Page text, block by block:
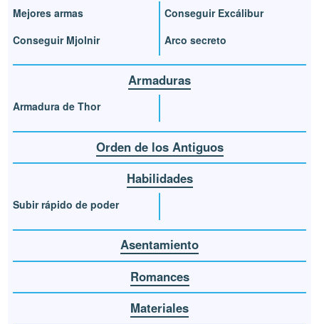
Mejores armas
Conseguir Mjolnir
Conseguir Excálibur
Arco secreto
Armaduras
Armadura de Thor
Orden de los Antiguos
Habilidades
Subir rápido de poder
Asentamiento
Romances
Materiales